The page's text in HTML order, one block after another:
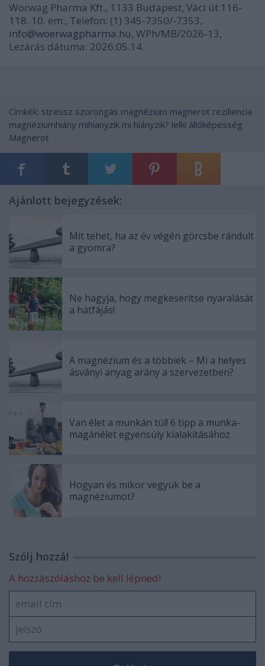
Wörwag Pharma Kft., 1133 Budapest, Váci út 116-
118. 10. em., Telefon: (1) 345-7350/-7353,
info@woerwagpharma.hu, WPh/MB/2026-13,
Lezárás dátuma: 2026.05.14.
Címkék: stressz szorongás magnézium magnerot reziliencia
magnéziumhiány mihianyzik mi hiányzik? lelki állóképesség
Magnerot
Ajánlott bejegyzések:
Mit tehet, ha az év végén görcsbe rándult
a gyomra?
Ne hagyja, hogy megkeserítse nyaralását
a hátfájás!
A magnézium és a többiek – Mi a helyes
ásványi anyag arány a szervezetben?
Van élet a munkán túl! 6 tipp a munka-
magánélet egyensúly kialakításához
Hogyan és mikor vegyük be a
magnéziumot?
Szólj hozzá!
A hozzászóláshoz be kell lépned!